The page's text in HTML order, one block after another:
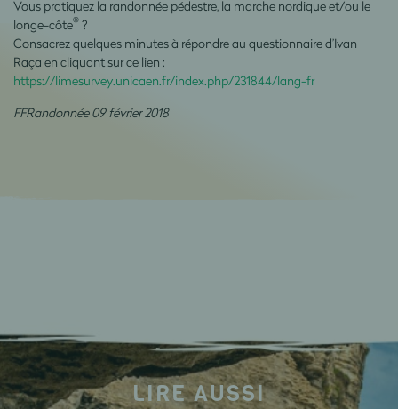
Vous pratiquez la randonnée pédestre, la marche nordique et/ou le
longe-côte® ?
Consacrez quelques minutes à répondre au questionnaire d’Ivan
Raça en cliquant sur ce lien :
https://limesurvey.unicaen.fr/index.php/231844/lang-fr
FFRandonnée 09 février 2018
LIRE AUSSI